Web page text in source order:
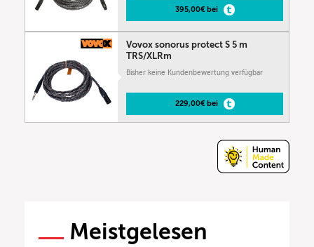
395,00€ bei
Vovox sonorus protect S 5 m
TRS/XLRm
Bisher keine Kundenbewertung verfügbar
229,00€ bei
Meistgelesen